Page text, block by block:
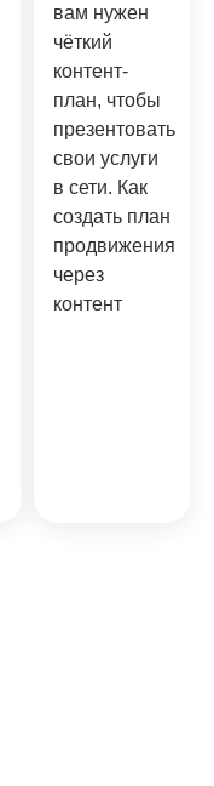
вам нужен
чёткий
контент-
план, чтобы
презентовать
свои услуги
в сети. Как
создать план
продвижения
через
контент